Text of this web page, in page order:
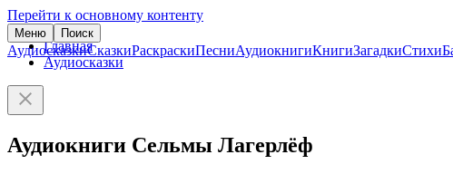
Перейти к основному контенту
Меню Поиск
АудиосказкиСказкиРаскраскиПесниАудиокнигиКнигиЗагадкиСтихи
Главная
Аудиосказки
Аудиокниги Сельмы Лагерлёф